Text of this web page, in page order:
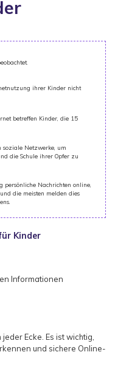
ihrer Kinder nicht
betreffen Kinder, die 15
soziale Netzwerke, um
die Schule ihrer Opfer zu
persönliche Nachrichten online,
die meisten melden dies
Kinder
Informationen
Ecke. Es ist wichtig,
und sichere Online-